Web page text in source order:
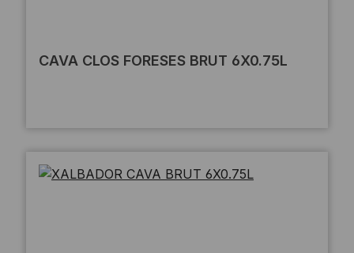
CAVA CLOS FORESES BRUT 6X0.75L